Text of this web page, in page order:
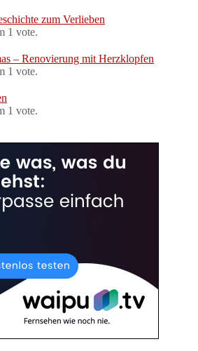
zum Verlieben
1 vote.
– Renovierung mit Herzklopfen
1 vote.
1 vote.